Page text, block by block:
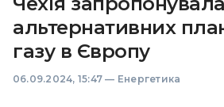
альтернативних
газу в Європу
06.09.2024, 15:47 — Енергетика